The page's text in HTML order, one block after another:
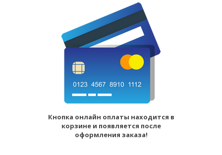
Кнопка онлайн оплаты находится в
корзине и появляется после
оформления заказа!